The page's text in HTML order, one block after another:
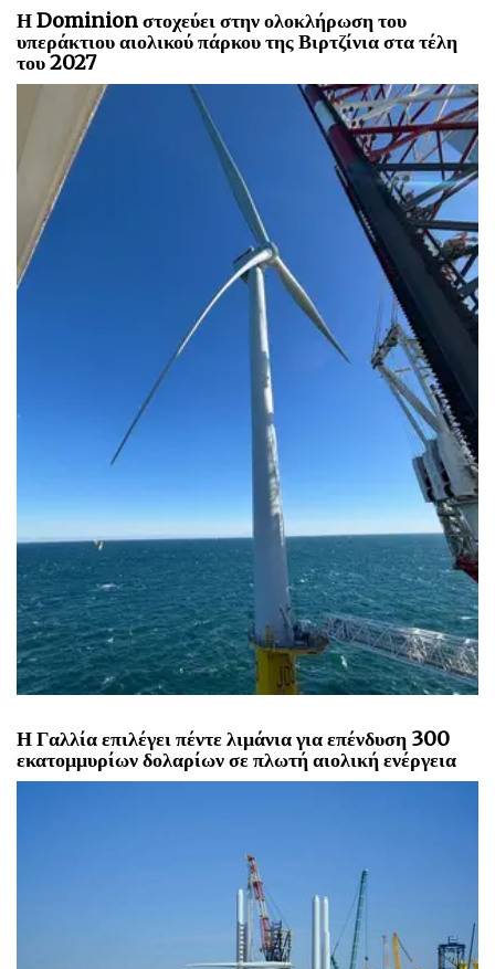
Η Dominion στοχεύει στην ολοκλήρωση του
υπεράκτιου αιολικού πάρκου της Βιρτζίνια στα τέλη
του 2027
Η Γαλλία επιλέγει πέντε λιμάνια για επένδυση 300
εκατομμυρίων δολαρίων σε πλωτή αιολική ενέργεια